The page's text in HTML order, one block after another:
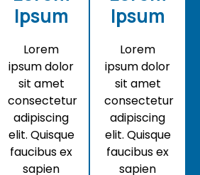
Ipsum
Lorem
ipsum dolor
sit amet
consectetur
adipiscing
elit. Quisque
faucibus ex
sapien
Ipsum
Lorem
ipsum dolor
sit amet
consectetur
adipiscing
elit. Quisque
faucibus ex
sapien